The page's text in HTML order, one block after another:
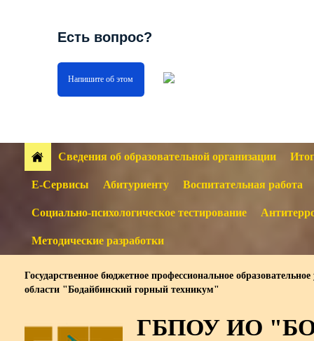
Есть вопрос?
Напишите об этом
Сведения об образовательной организации
Е-Сервисы Абитуриенту Воспитательная работа
Социально-психологическое тестирование
Методические разработки
Государственное бюджетное профессиональное
области "Бодайбинский горный техникум"
ГБПОУ ИО